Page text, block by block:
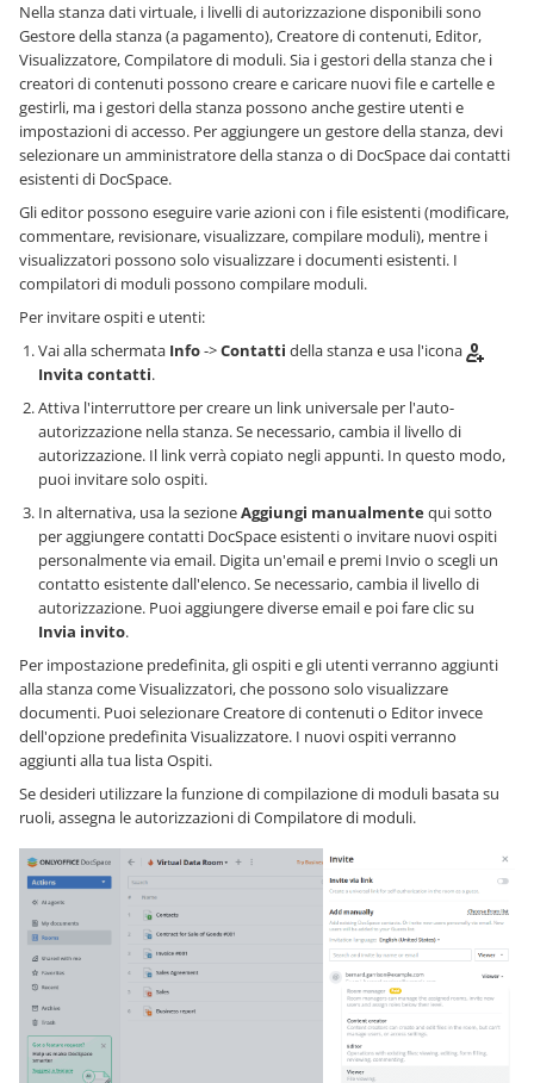
Nella stanza dati virtuale, i livelli di autorizzazione disponibili sono
Gestore della stanza (a pagamento), Creatore di contenuti, Editor,
Visualizzatore, Compilatore di moduli. Sia i gestori della stanza che i
creatori di contenuti possono creare e caricare nuovi file e cartelle e
gestirli, ma i gestori della stanza possono anche gestire utenti e
impostazioni di accesso. Per aggiungere un gestore della stanza, devi
selezionare un amministratore della stanza o di DocSpace dai contatti
esistenti di DocSpace.
Gli editor possono eseguire varie azioni con i file esistenti (modificare,
commentare, revisionare, visualizzare, compilare moduli), mentre i
visualizzatori possono solo visualizzare i documenti esistenti. I
compilatori di moduli possono compilare moduli.
Per invitare ospiti e utenti:
Vai alla schermata Info->Contatti della stanza e usa l'icona
Invita contatti.
Attiva l'interruttore per creare un link universale per l'auto-
autorizzazione nella stanza. Se necessario, cambia il livello di
autorizzazione. Il link verrà copiato negli appunti. In questo modo,
puoi invitare solo ospiti.
In alternativa, usa la sezioneAggiungi manualmentequi sotto
per aggiungere contatti DocSpace esistenti o invitare nuovi ospiti
personalmente via email. Digita un'email e premi Invio o scegli un
contatto esistente dall'elenco. Se necessario, cambia il livello di
autorizzazione. Puoi aggiungere diverse email e poi fare clic su
Invia invito.
Per impostazione predefinita, gli ospiti e gli utenti verranno aggiunti
alla stanza come Visualizzatori, che possono solo visualizzare
documenti. Puoi selezionare Creatore di contenuti o Editor invece
dell'opzione predefinita Visualizzatore. I nuovi ospiti verranno
aggiunti alla tua lista Ospiti.
Se desideri utilizzare la funzione di compilazione di moduli basata su
ruoli, assegna le autorizzazioni di Compilatore di moduli.